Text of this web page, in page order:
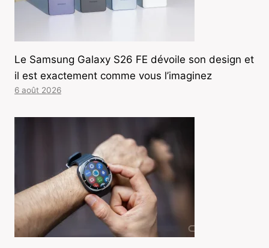
Le Samsung Galaxy S26 FE dévoile son design et
il est exactement comme vous l’imaginez
6 août 2026